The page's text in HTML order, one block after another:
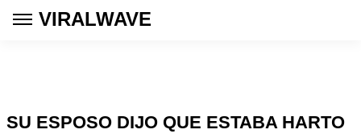
VIRALWAVE
SU ESPOSO DIJO QUE ESTABA HARTO